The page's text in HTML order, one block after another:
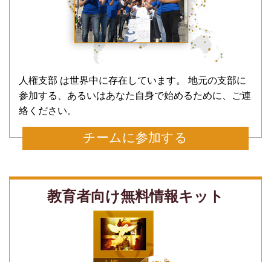
人権支部 は世界中に存在しています。 地元の支部に
参加する、あるいはあなた自身で始めるために、ご連
絡ください。
チームに参加する
教育者向け無料情報キット